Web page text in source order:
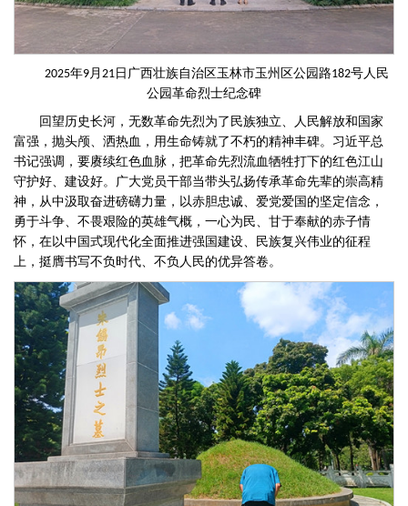
2025年9 月 21日 广西壮族自治区玉林市玉州区公园路182号人民
公园革命烈士纪念碑
回望历史长河，无数革命先烈为了民族独立、人民解放和国家
富强，抛头颅、洒热血，用生命铸就了不朽的精神丰碑。习近平总
书记强调，要赓续红色血脉，把革命先烈流血牺牲打下的红色江山
守护好、建设好。广大党员干部当带头弘扬传承革命先辈的崇高精
神，从中汲取奋进磅礴力量，以赤胆忠诚、爱党爱国的坚定信念，
勇于斗争、不畏艰险的英雄气概，一心为民、甘于奉献的赤子情
怀，在以中国式现代化全面推进强国建设、民族复兴伟业的征程
上，挺膺书写不负时代、不负人民的优异答卷。